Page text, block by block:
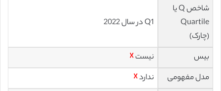
شاخص Q یا
Quartile
(چارک)
Q1 در سال 2022
بیس نیست☓
مدل مفهومی
ندارد☓